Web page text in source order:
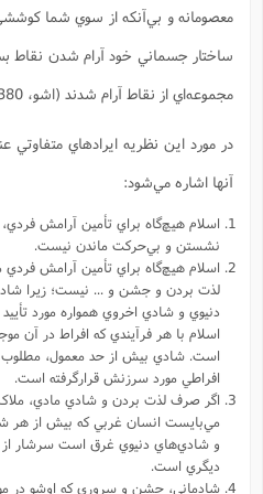
معصومانه و بي‌آنکه از سوي شما
ساختار جسماني خود آرام شدن نقاط
مجموعه‌اي از نقاط آرام شدند (اشو، 1380: 45).
در مورد اين نظريه ايرادهاي متفاوتي
آنها اشاره مي‌شود:
اسلام هيچ‌گاه براي تأمين آرامش
نشستن و بي‌حرکت ماندن نيست.
اسلام هيچ‌گاه براي تأمين آرامش
لذت بردن و جشن و ... نيست؛ زيرا
دنيوي و شادي اخروي همواره مورد
اسلام با هر فرآيندي که افراط در آن
است. شادي بيش از حد معمول، مطلوب
افراطي مورد سرزنش قرارگرفته است.
اگر صرف لذت بردن و شادي مادي،
مي‌بايست انسان غربي که بيش از هر
و شادي‌هاي دنيوي غرق است سرشار از
ديگري است.
شادماني، جشن و سروري که اوشو در